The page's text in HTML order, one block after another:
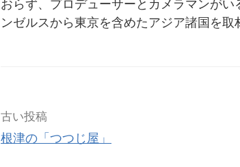
おらず、プロデューサーとカメラマンがい
ンゼルスから東京を含めたアジア諸国を取
古い投稿
根津の「つつじ屋」